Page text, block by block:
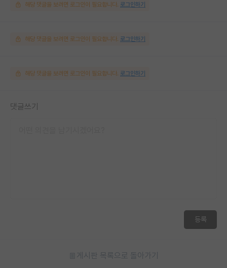
해당 댓글을 보려면 로그인이 필요합니다. 로그인하기
해당 댓글을 보려면 로그인이 필요합니다. 로그인하기
해당 댓글을 보려면 로그인이 필요합니다. 로그인하기
댓글쓰기
등록
게시판 목록으로 돌아가기